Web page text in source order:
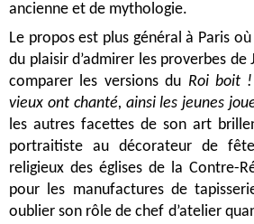
ancienne et de mythologie.
Le propos est plus général à Paris
du plaisir d’admirer les proverbes de
comparer les versions du Roi boit !
vieux ont chanté, ainsi les jeunes
les autres facettes de son art
portraitiste au décorateur de
religieux des églises de la Contre-
pour les manufactures de
oublier son rôle de chef d’atelier